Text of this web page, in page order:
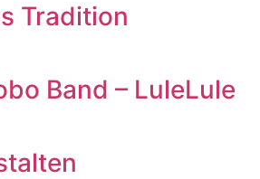
Tradition
Band – LuleLule